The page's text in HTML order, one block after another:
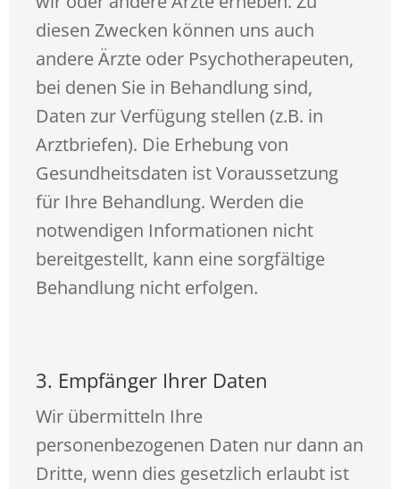
diesen Zwecken können uns auch
andere Ärzte oder Psychotherapeuten,
bei denen Sie in Behandlung sind,
Daten zur Verfügung stellen (z.B. in
Arztbriefen). Die Erhebung von
Gesundheitsdaten ist Voraussetzung
für Ihre Behandlung. Werden die
notwendigen Informationen nicht
bereitgestellt, kann eine sorgfältige
Behandlung nicht erfolgen.
3. Empfänger Ihrer Daten
Wir übermitteln Ihre
personenbezogenen Daten nur dann an
Dritte, wenn dies gesetzlich erlaubt ist